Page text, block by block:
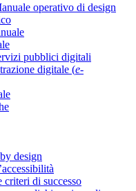
operativo di design
pubblici digitali
digitale (e-
design
criteri di successo